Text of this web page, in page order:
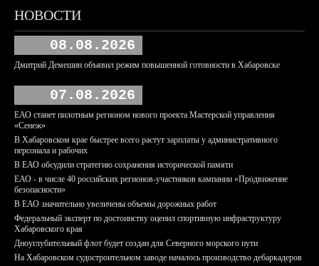
НОВОСТИ
08.08.2026
Дмитрий Демешин объявил режим повышенной готовности в Хабаровске
07.08.2026
ЕАО станет пилотным регионом нового проекта Мастерской управления
«Сенеж»
В Хабаровском крае быстрее всего растут зарплаты у административного
персонала и рабочих
В ЕАО обсудили стратегию сохранения исторической памяти
ЕАО - в числе 40 российских регионов-участников кампании «Продвижение
безопасности»
В ЕАО значительно увеличены объемы дорожных работ
Федеральный эксперт по достоинству оценил спортивную инфраструктуру
Хабаровского края
Дноуглубительный флот будет создан для Северного морского пути
На Хабаровском судостроительном заводе началось производство дебаркадеров